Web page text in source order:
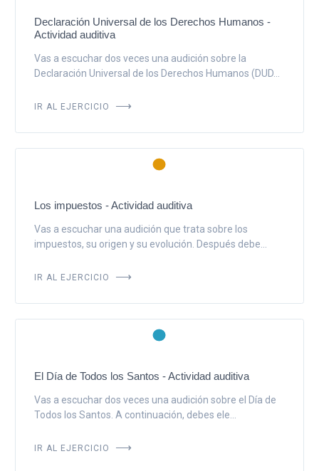
Declaración Universal de los Derechos Humanos -
Actividad auditiva
Vas a escuchar dos veces una audición sobre la
Declaración Universal de los Derechos Humanos (DUD...
IR AL EJERCICIO
Los impuestos - Actividad auditiva
Vas a escuchar una audición que trata sobre los
impuestos, su origen y su evolución. Después debe...
IR AL EJERCICIO
El Día de Todos los Santos - Actividad auditiva
Vas a escuchar dos veces una audición sobre el Día de
Todos los Santos. A continuación, debes ele...
IR AL EJERCICIO